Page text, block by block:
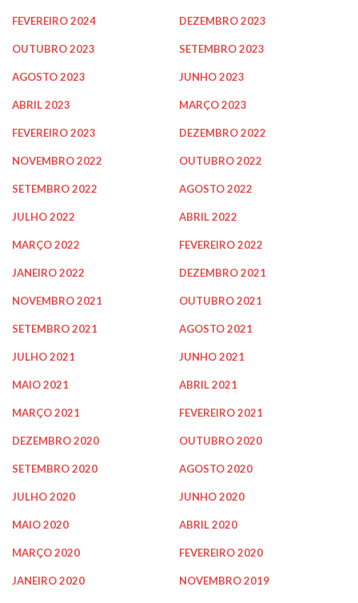
FEVEREIRO 2024 DEZEMBRO 2023
OUTUBRO 2023 SETEMBRO 2023
AGOSTO 2023 JUNHO 2023
ABRIL 2023 MARÇO 2023
FEVEREIRO 2023 DEZEMBRO 2022
NOVEMBRO 2022 OUTUBRO 2022
SETEMBRO 2022 AGOSTO 2022
JULHO 2022 ABRIL 2022
MARÇO 2022 FEVEREIRO 2022
JANEIRO 2022 DEZEMBRO 2021
NOVEMBRO 2021 OUTUBRO 2021
SETEMBRO 2021 AGOSTO 2021
JULHO 2021 JUNHO 2021
MAIO 2021 ABRIL 2021
MARÇO 2021 FEVEREIRO 2021
DEZEMBRO 2020 OUTUBRO 2020
SETEMBRO 2020 AGOSTO 2020
JULHO 2020 JUNHO 2020
MAIO 2020 ABRIL 2020
MARÇO 2020 FEVEREIRO 2020
JANEIRO 2020 NOVEMBRO 2019